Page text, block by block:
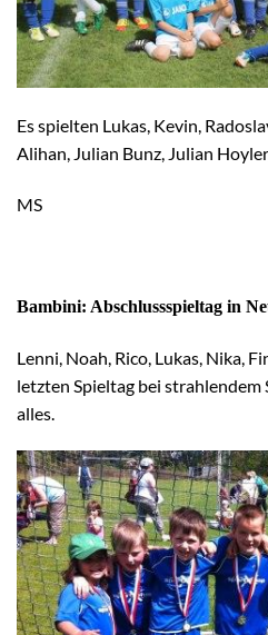
Es spielten Lukas, Kevin,
Alihan, Julian Bunz, Julian
MS
Bambini: Abschlussspieltag in
Lenni, Noah, Rico, Lukas, Nika,
letzten Spieltag bei strahlendem
alles.